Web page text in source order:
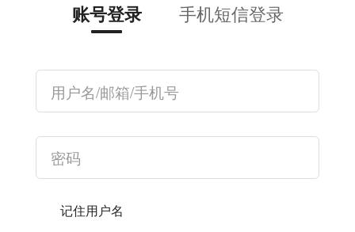
账号登录 手机短信登录
记住用户名